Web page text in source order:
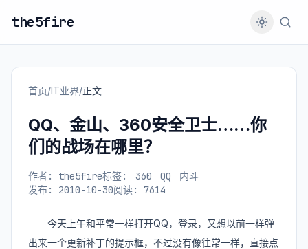
the5fire
首页/IT业界/正文
QQ、金山、360安全卫士……你
们的战场在哪里？
作者: the5fire标签: 360 QQ
内斗
发布: 2010-10-30阅读: 7614
今天上午和平常一样打开QQ，登录，又想以前一样弹
出来一个更新补丁的提示框，不过没有像往常一样，直接点